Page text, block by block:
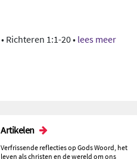
• Richteren 1:1-20 • lees meer
Artikelen
Verfrissende reflecties op Gods Woord, het
leven als christen en de wereld om ons